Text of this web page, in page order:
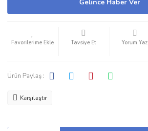
Gelince Haber Ver
Tavsiye Et Yorum Yaz
Ürün Paylaş :
Karşılaştır